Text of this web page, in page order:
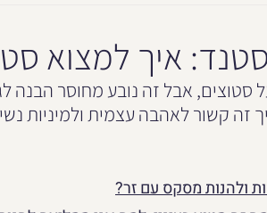
סטנד: איך למצוא
סטוצים, אבל זה נובע מחוסר הבנה
זה קשור לאהבה עצמית ולמיניות
ולהנות מסקס עם זר?